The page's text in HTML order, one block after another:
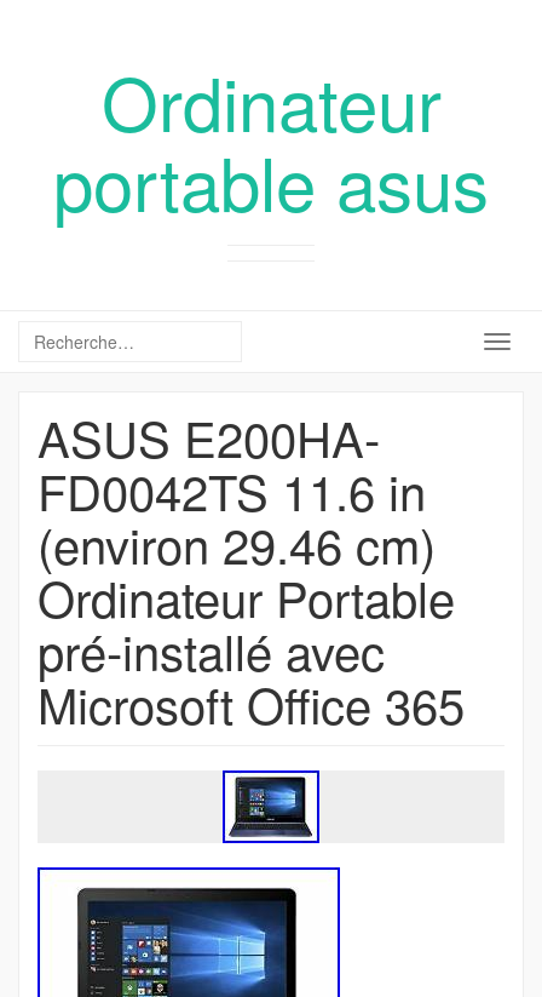
Ordinateur
portable asus
ASUS E200HA-
FD0042TS 11.6 in
(environ 29.46 cm)
Ordinateur Portable
pré-installé avec
Microsoft Office 365